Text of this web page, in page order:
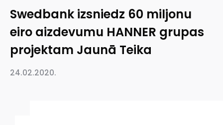
Swedbank izsniedz 60 miljonu
eiro aizdevumu HANNER grupas
projektam Jaunā Teika
24.02.2020.